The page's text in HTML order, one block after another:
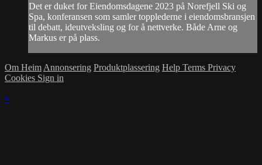
Det er duket for Eiendomsdagene 2023 på Norefjell Ski og
Spa, konferansen som samler topplederne i eiendomsbransjen
til debatt, ideutveksling og for å nettverke. Både Arne og
Markus er på plass.
Om Heim Annonsering Produktplassering Help Terms Privacy
Cookies Sign in
×